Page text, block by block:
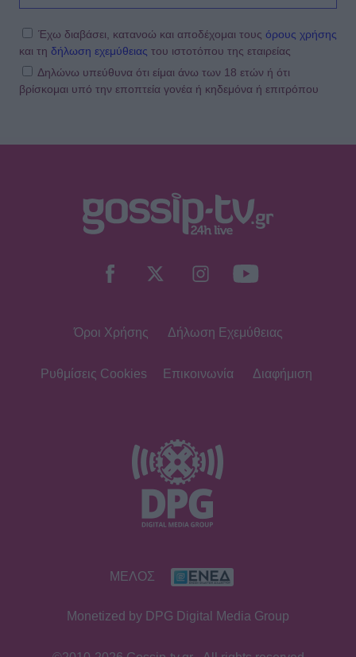
Έχω διαβάσει, κατανοώ και αποδέχομαι τους όρους χρήσης
και τη δήλωση εχεμύθειας του ιστοτόπου της εταιρείας
Δηλώνω υπεύθυνα ότι είμαι άνω των 18 ετών ή ότι
βρίσκομαι υπό την εποπτεία γονέα ή κηδεμόνα ή επιτρόπου
Όροι Χρήσης Δήλωση Εχεμύθειας
Ρυθμίσεις Cookies Επικοινωνία Διαφήμιση
ΜΕΛΟΣ
Monetized by DPG Digital Media Group